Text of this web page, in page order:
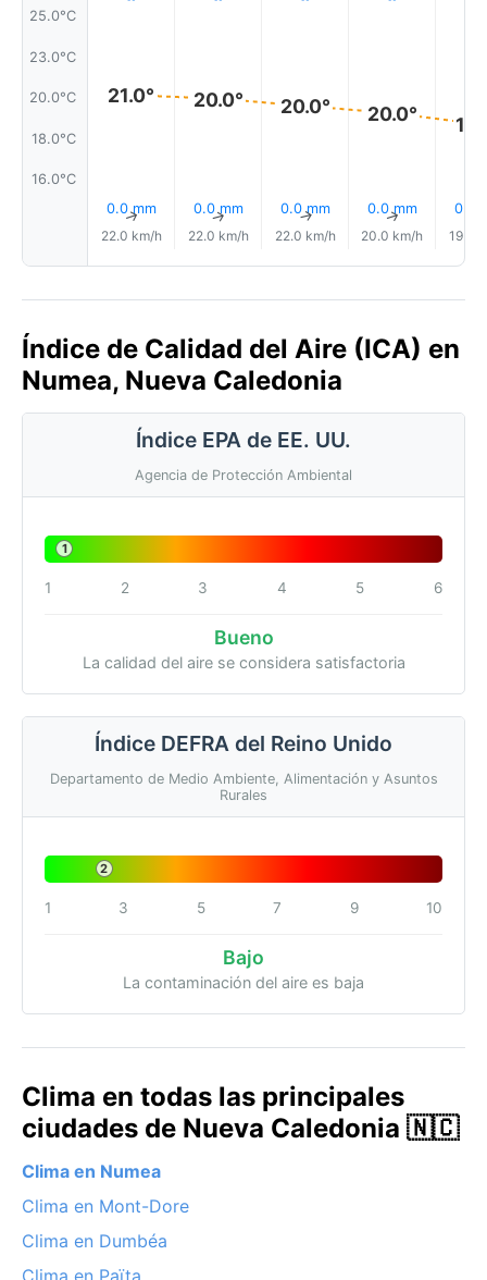
25.0°C
23.0°C
20.0°C
18.0°C
16.0°C
21.0°
0.0 mm
↑
22.0 km/h
20.0°
0.0 mm
↑
22.0 km/h
20.0°
0.0 mm
↑
22.0 km/h
20.0°
0.0 mm
↑
20.0 km/h
0.0
19.0
Índice de Calidad del Aire (ICA) en
Numea, Nueva Caledonia
Índice EPA de EE. UU.
Agencia de Protección Ambiental
1
1 2 3 4 5 6
Bueno
La calidad del aire se considera satisfactoria
Índice DEFRA del Reino Unido
Departamento de Medio Ambiente, Alimentación y Asuntos
Rurales
2
1 3 5 7 9 10
Bajo
La contaminación del aire es baja
Clima en todas las principales
ciudades de Nueva Caledonia 🇳🇨
Clima en Numea
Clima en Mont-Dore
Clima en Dumbéa
Clima en Païta